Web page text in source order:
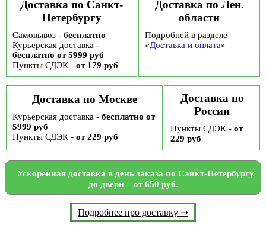
Доставка по Санкт-
Петербургу
Самовывоз - бесплатно
Курьерская доставка -
бесплатно от 5999 руб
Пункты СДЭК - от 179 руб
Доставка по Лен.
области
Подробней в разделе
«Доставка и оплата»
Доставка по Москве
Курьерская доставка - бесплатно от
5999 руб
Пункты СДЭК - от 229 руб
Доставка по
России
Пункты СДЭК - от
229 руб
Ускоренная доставка в день заказа по Санкт-Петербургу
до двери – от 650 руб.
Подробнее про доставку ➝